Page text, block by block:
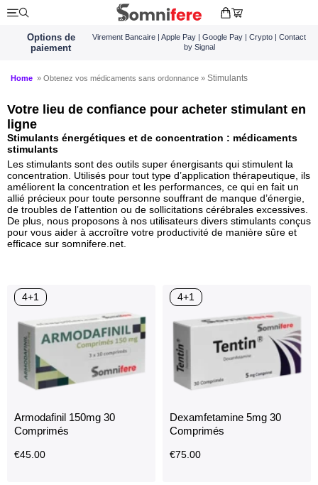
Options de
paiement
Virement Bancaire | Apple Pay | Google Pay | Crypto | Contact
by Signal
Home » Obtenez vos médicaments sans ordonnance » Stimulants
Votre lieu de confiance pour acheter stimulant en
ligne
Stimulants énergétiques et de concentration : médicaments
stimulants
Les stimulants sont des outils super énergisants qui stimulent la
concentration. Utilisés pour tout type d’application thérapeutique, ils
améliorent la concentration et les performances, ce qui en fait un
allié précieux pour toute personne souffrant de manque d’énergie,
de troubles de l’attention ou de sollicitations cérébrales excessives.
De plus, nous proposons à nos utilisateurs divers stimulants conçus
pour vous aider à accroître votre productivité de manière sûre et
efficace sur somnifere.net.
4+1
Armodafinil 150mg 30
Comprimés
€45.00
4+1
Dexamfetamine 5mg 30
Comprimés
€75.00